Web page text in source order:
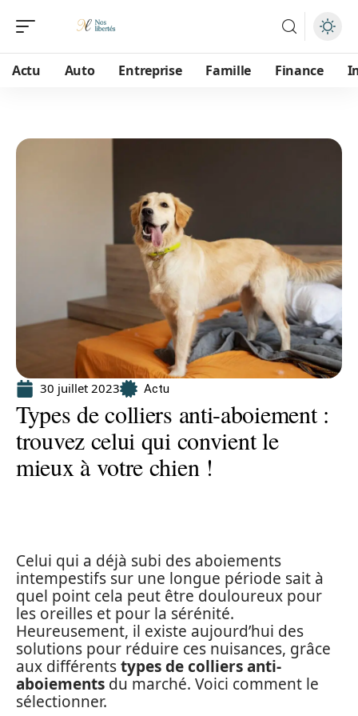
Actu Auto Entreprise Famille Finance
30 juillet 2023 Actu
Types de colliers anti-aboiement :
trouvez celui qui convient le
mieux à votre chien !
Celui qui a déjà subi des aboiements
intempestifs sur une longue période sait à
quel point cela peut être douloureux pour
les oreilles et pour la sérénité.
Heureusement, il existe aujourd’hui des
solutions pour réduire ces nuisances, grâce
aux différentstypes de colliers anti-
aboiements du marché. Voici comment le
sélectionner.